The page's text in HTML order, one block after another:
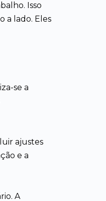
Isso
a lado. Eles
se a
ajustes
e a
A